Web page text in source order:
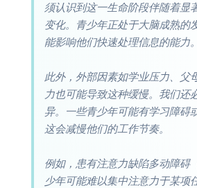
须认识到这一生命阶段伴随着显
变化。青少年正处于大脑成熟的
能影响他们快速处理信息的能力。
此外，外部因素如学业压力、父
力也可能导致这种缓慢。我们还
异。一些青少年可能有学习障碍
这会减慢他们的工作节奏。
例如，患有注意力缺陷多动障碍
少年可能难以集中注意力于某项